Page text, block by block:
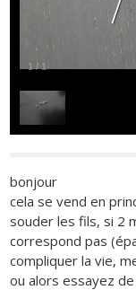
1/ 1
bonjour
cela se vend en
souder les fils, si 2
correspond pas
compliquer la vie,
ou alors essayez